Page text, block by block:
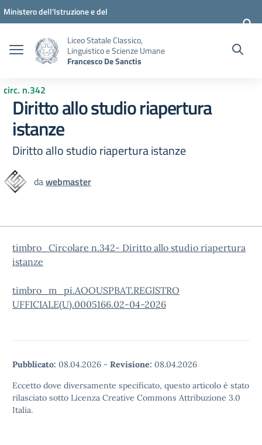
Vai ai contenuti
Vai al menu di navigazione
Vai al footer
Ministero dell'Istruzione e del
Liceo Statale Classico,
Linguistico e Scienze Umane
Francesco De Sanctis
circ. n.342
Diritto allo studio riapertura
istanze
Diritto allo studio riapertura istanze
dawebmaster
timbro_Circolare n.342- Diritto allo studio riapertura
istanze
timbro_m_pi.AOOUSPBAT.REGISTRO
UFFICIALE(U).0005166.02-04-2026
Pubblicato: 08.04.2026 - Revisione: 08.04.2026
Eccetto dove diversamente specificato, questo articolo è stato
rilasciato sotto Licenza Creative Commons Attribuzione 3.0
Italia.